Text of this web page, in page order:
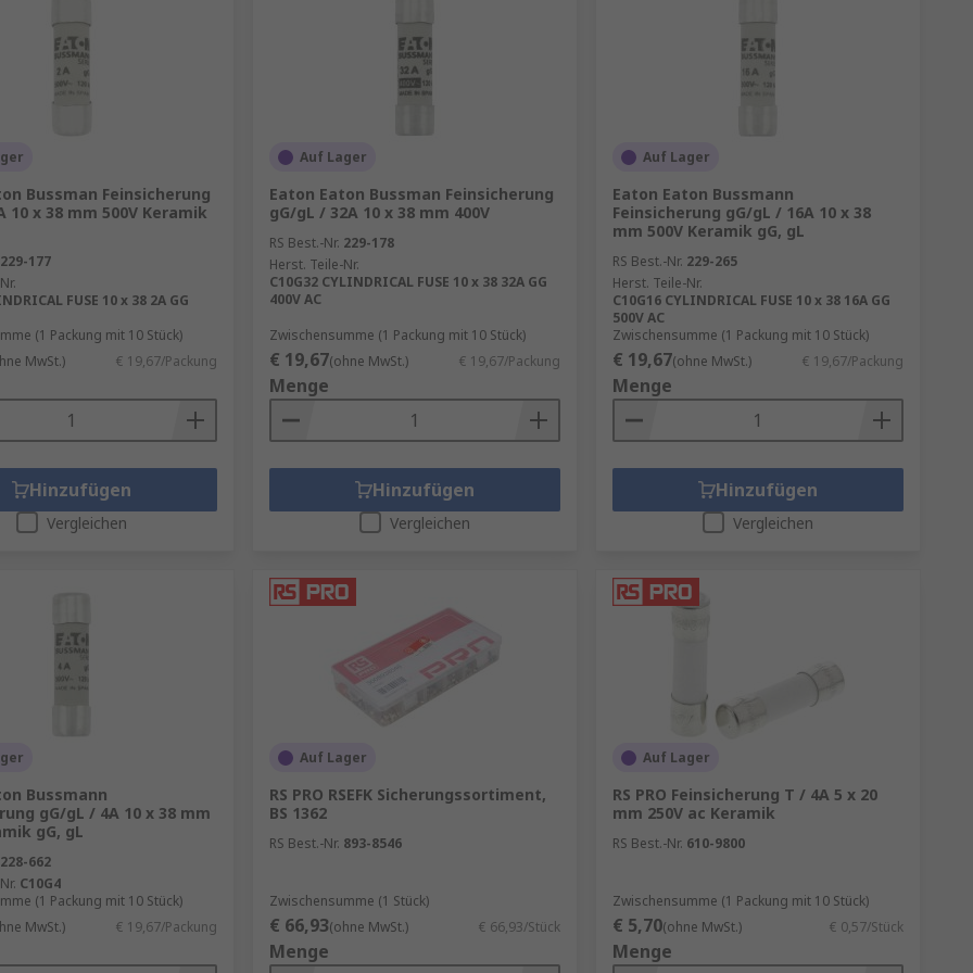
Keramik oder Porzellan erhältlich. Sie sind relativ einfach zu ändern und haben
können. Um den richtigen Nennwert auszuwählen, sollten Sie als Faustregel einen
den das Gerät benötigt, um zu funktionieren. Dadurch kann die Sicherung Schäden
die Stromversorgung bei leichter, harmloser Leistungsverbesserung abgeschaltet
über industrielle Geräte hinaus erhältlich, wie z. B. dieSicherungssortimenteder
Bussman Feinsicherung
10 x 38 mm 500V Keramik
229-177
FUSE 10 x 38 2A GG
(1 Packung mit 10 Stück)
MwSt.) € 19,67/Packung
Hinzufügen
Vergleichen
Auf Lager
Eaton Eaton Bussman Feinsicherung
gG/gL / 32A 10 x 38 mm 400V
RS Best.-Nr. 229-178
Herst. Teile-Nr.
C10G32 CYLINDRICAL FUSE 10 x 38 32A GG
400V AC
Zwischensumme (1 Packung mit 10 Stück)
€ 19,67(ohne MwSt.) € 19,67/Packung
Menge
Hinzufügen
Vergleichen
Auf Lager
Eaton Eaton Bussmann
Feinsicherung gG/gL / 16A 10 x 38
mm 500V Keramik gG, gL
RS Best.-Nr. 229-265
Herst. Teile-Nr.
C10G16 CYLINDRICAL FUSE 10 x 38 16A GG
500V AC
Zwischensumme (1 Packung mit 10 Stück)
€ 19,67(ohne MwSt.) € 19,67/Packung
Menge
Hinzufügen
Vergleichen
Bussmann
gG/gL / 4A 10 x 38 mm
gG, gL
228-662
C10G4
(1 Packung mit 10 Stück)
MwSt.) € 19,67/Packung
Auf Lager
RS PRO RSEFK Sicherungssortiment,
BS 1362
RS Best.-Nr. 893-8546
Zwischensumme (1 Stück)
€ 66,93(ohne MwSt.) € 66,93/Stück
Menge
Auf Lager
RS PRO Feinsicherung T / 4A 5 x 20
mm 250V ac Keramik
RS Best.-Nr. 610-9800
Zwischensumme (1 Packung mit 10 Stück)
€ 5,70(ohne MwSt.) € 0,57/Stück
Menge